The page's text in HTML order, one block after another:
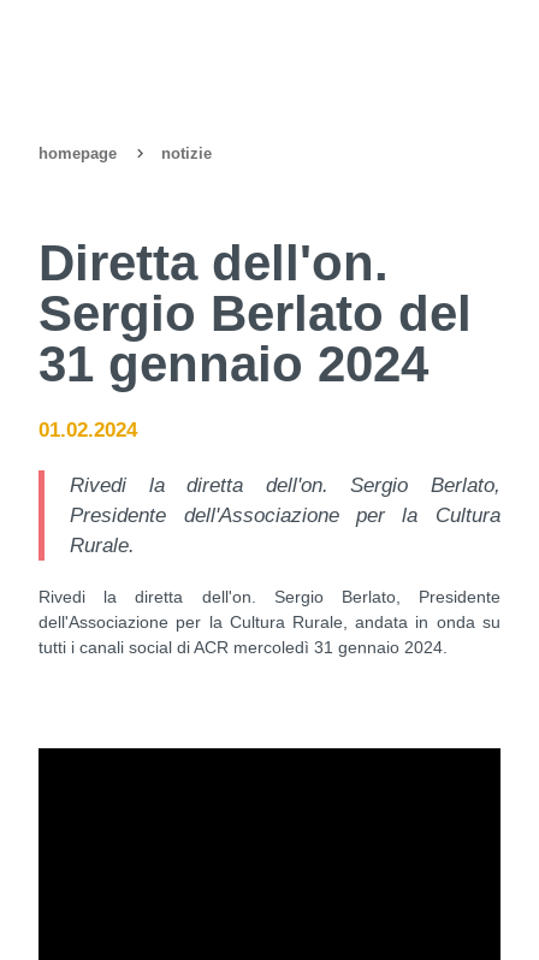
homepage notizie
Diretta dell'on.
Sergio Berlato del
31 gennaio 2024
01.02.2024
Rivedi la diretta dell'on. Sergio Berlato,
Presidente dell'Associazione per la Cultura
Rurale.
Rivedi la diretta dell'on. Sergio Berlato, Presidente
dell'Associazione per la Cultura Rurale, andata in onda su
tutti i canali social di ACR mercoledì 31 gennaio 2024.